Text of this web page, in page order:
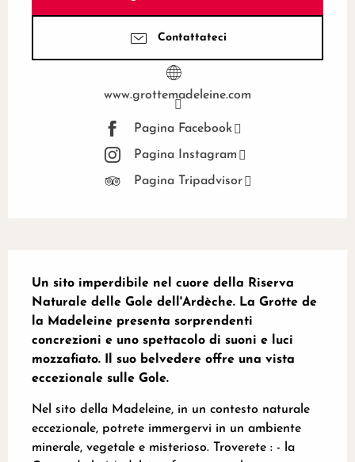
Contattateci
www.grottemadeleine.com
Pagina Facebook
Pagina Instagram
Pagina Tripadvisor
Un sito imperdibile nel cuore della Riserva
Naturale delle Gole dell'Ardèche. La Grotte de
la Madeleine presenta sorprendenti
concrezioni e uno spettacolo di suoni e luci
mozzafiato. Il suo belvedere offre una vista
eccezionale sulle Gole.
Nel sito della Madeleine, in un contesto naturale
eccezionale, potrete immergervi in un ambiente
minerale, vegetale e misterioso. Troverete : - la